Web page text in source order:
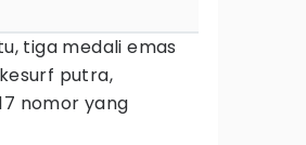
tiga medali emas
putra,
nomor yang